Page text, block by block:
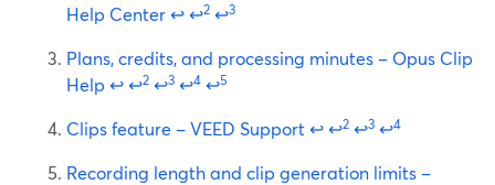
Help Center↩↩2 ↩3
Plans, credits, and processing minutes – Opus Clip
Help ↩↩2 ↩3 ↩4 ↩5
Clips feature – VEED Support↩↩2 ↩3 ↩4
Recording length and clip generation limits –